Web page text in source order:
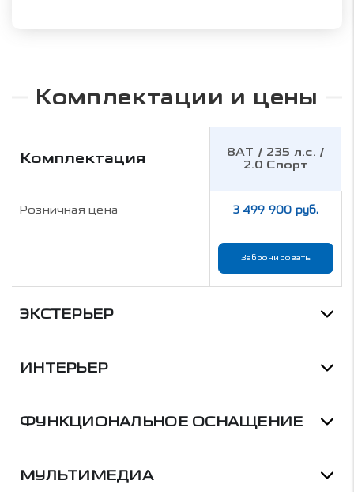
Комплектации и цены
Комплектация
8AT / 235 л.с. /
2.0 Спорт
Розничная цена 3 499 900 руб.
Забронировать
ЭКСТЕРЬЕР
ИНТЕРЬЕР
ФУНКЦИОНАЛЬНОЕ ОСНАЩЕНИЕ
МУЛЬТИМЕДИА